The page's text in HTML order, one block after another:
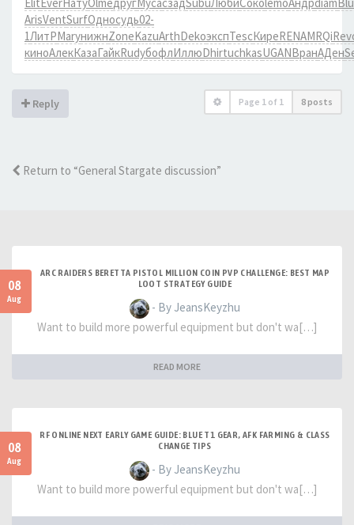
ArisVentSurfОдносудь02-
1ЛитРMaryнижнZoneKazuArthDekoэкспTescКиреRENAMRQi
киноАлекКазаГайкRudyбофлИллюDhirtuchkasUGANВранАДен
Reply Page 1 of 1 8 posts
Return to “General Stargate discussion”
08
Aug
ARC RAIDERS BERETTA PISTOL MILLION COIN PVP CHALLENGE: BEST MAP
LOOT STRATEGY GUIDE
- By JeansKeyzhu
Want to build more powerful equipment but don't wa[…]
READ MORE
08
Aug
RF ONLINE NEXT EARLY GAME GUIDE: BLUE T1 GEAR, AFK FARMING & CLASS
CHANGE TIPS
- By JeansKeyzhu
Want to build more powerful equipment but don't wa[…]